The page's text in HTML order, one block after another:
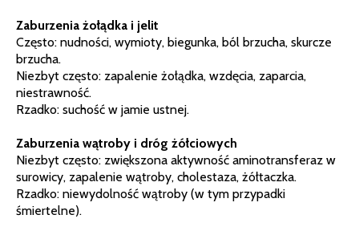
Zaburzenia żołądka i jelit
Często: nudności, wymioty, biegunka, ból brzucha, skurcze
brzucha.
Niezbyt często: zapalenie żołądka, wzdęcia, zaparcia,
niestrawność.
Rzadko: suchość w jamie ustnej.
Zaburzenia wątroby i dróg żółciowych
Niezbyt często: zwiększona aktywność aminotransferaz w
surowicy, zapalenie wątroby, cholestaza, żółtaczka.
Rzadko: niewydolność wątroby (w tym przypadki
śmiertelne).